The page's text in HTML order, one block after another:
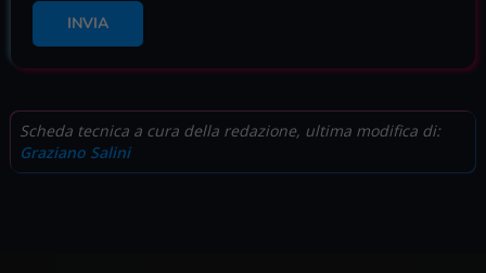
INVIA
Scheda tecnica a cura della redazione, ultima modifica di:
Graziano Salini